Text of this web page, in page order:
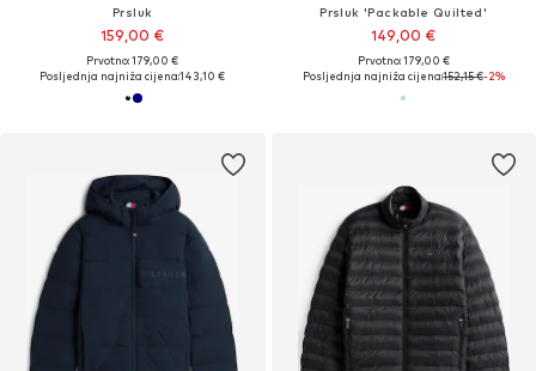
Prsluk
159,00 €
Prvotno: 179,00 €
Posljednja najniža cijena:143,10 €
Prsluk 'Packable Quilted'
149,00 €
Prvotno: 179,00 €
Posljednja najniža cijena:152,15 €-2%